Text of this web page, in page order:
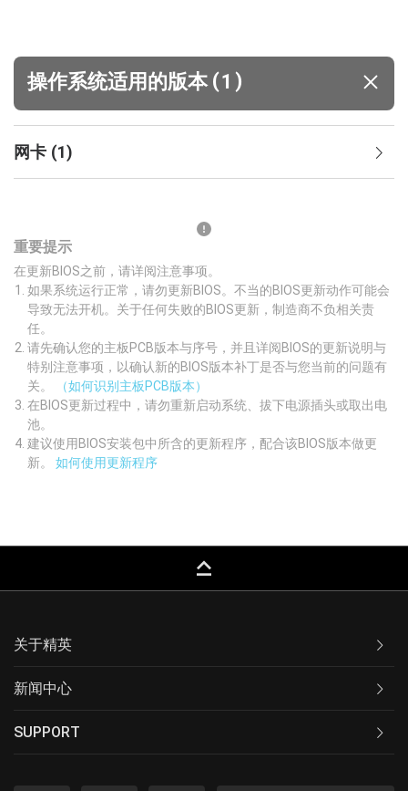
操作系统适用的版本 (1 )
网卡 (1)
重要提示
在更新BIOS之前，请详阅注意事项。
如果系统运行正常，请勿更新BIOS。不当的BIOS更新动作可能会
导致无法开机。关于任何失败的BIOS更新，制造商不负相关责
任。
请先确认您的主板PCB版本与序号，并且详阅BIOS的更新说明与
特别注意事项，以确认新的BIOS版本补丁是否与您当前的问题有
关。
（如何识别主板PCB版本）
在BIOS更新过程中，请勿重新启动系统、拔下电源插头或取出电
池。
建议使用BIOS安装包中所含的更新程序，配合该BIOS版本做更
新。 如何使用更新程序
keyboard_capslock
关于精英
新闻中心
SUPPORT